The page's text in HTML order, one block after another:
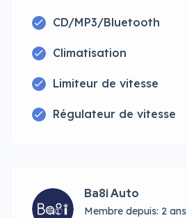
CD/MP3/Bluetooth
Climatisation
Limiteur de vitesse
Régulateur de vitesse
Ba8i Auto
Membre depuis: 2 ans